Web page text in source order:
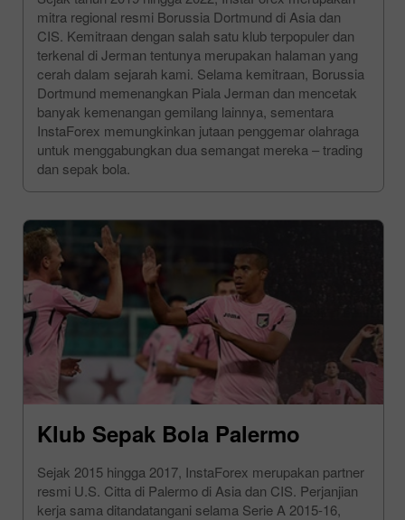
mitra regional resmi Borussia Dortmund di Asia dan
CIS. Kemitraan dengan salah satu klub terpopuler dan
terkenal di Jerman tentunya merupakan halaman yang
cerah dalam sejarah kami. Selama kemitraan, Borussia
Dortmund memenangkan Piala Jerman dan mencetak
banyak kemenangan gemilang lainnya, sementara
InstaForex memungkinkan jutaan penggemar olahraga
untuk menggabungkan dua semangat mereka – trading
dan sepak bola.
Klub Sepak Bola Palermo
Sejak 2015 hingga 2017, InstaForex merupakan partner
resmi U.S. Citta di Palermo di Asia dan CIS. Perjanjian
kerja sama ditandatangani selama Serie A 2015-16,